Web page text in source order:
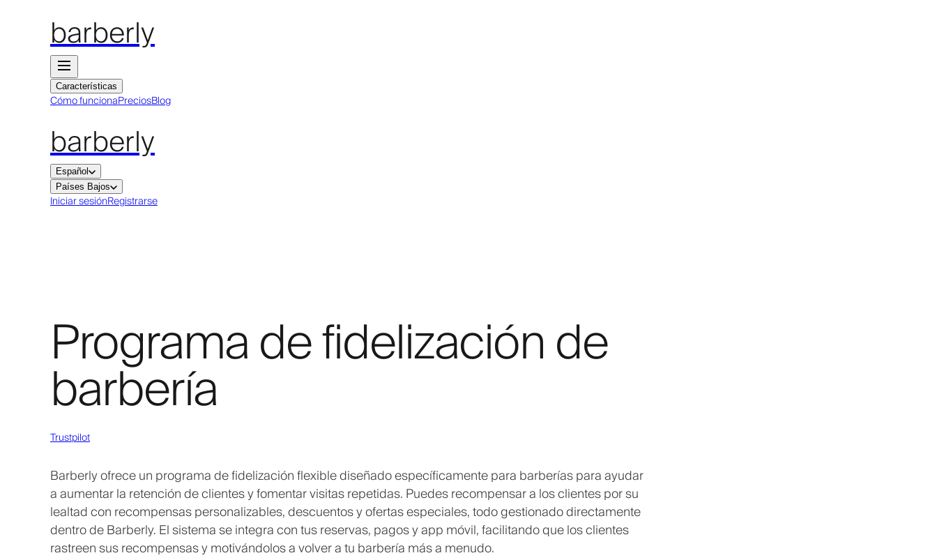
barberly
Características
Cómo funcionaPreciosBlog
barberly
Español
Países Bajos
Iniciar sesiónRegistrarse
Programa de fidelización de
barbería
Trustpilot
Barberly ofrece un programa de fidelización flexible diseñado específicamente para barberías para ayudar
a aumentar la retención de clientes y fomentar visitas repetidas. Puedes recompensar a los clientes por su
lealtad con recompensas personalizables, descuentos y ofertas especiales, todo gestionado directamente
dentro de Barberly. El sistema se integra con tus reservas, pagos y app móvil, facilitando que los clientes
rastreen sus recompensas y motivándolos a volver a tu barbería más a menudo.